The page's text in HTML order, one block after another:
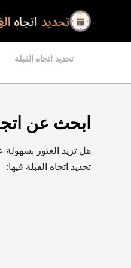
تحديد اتجاه القبلة
ابحث عن
هل تريد العثور
تحديد اتجاه القبلة فيها: